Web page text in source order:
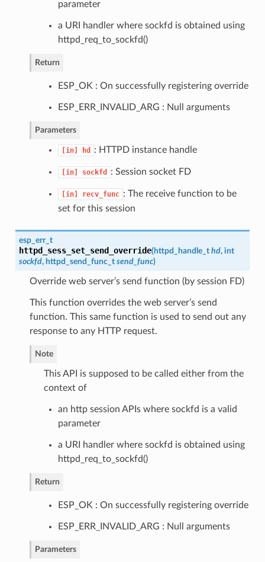
parameter
a URI handler where sockfd is obtained using
httpd_req_to_sockfd()
Return
ESP_OK : On successfully registering override
ESP_ERR_INVALID_ARG : Null arguments
Parameters
[in] hd : HTTPD instance handle
[in] sockfd : Session socket FD
[in] recv_func : The receive function to be
set for this session
esp_err_t
httpd_sess_set_send_override(httpd_handle_t hd, int
sockfd, httpd_send_func_t send_func)
Override web server’s send function (by session FD)
This function overrides the web server’s send
function. This same function is used to send out any
response to any HTTP request.
Note
This API is supposed to be called either from the
context of
an http session APIs where sockfd is a valid
parameter
a URI handler where sockfd is obtained using
httpd_req_to_sockfd()
Return
ESP_OK : On successfully registering override
ESP_ERR_INVALID_ARG : Null arguments
Parameters